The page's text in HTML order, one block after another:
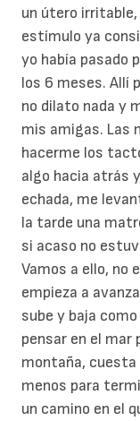
un útero irritable,
estímulo ya
yo había pasado
los 6 meses. Allí
no dilato nada y
mis amigas. Las
hacerme los
algo hacia atrás
echada, me
la tarde una
si acaso no
Vamos a ello, no
empieza a
sube y baja
pensar en el mar
montaña, cuesta
menos para
un camino en el